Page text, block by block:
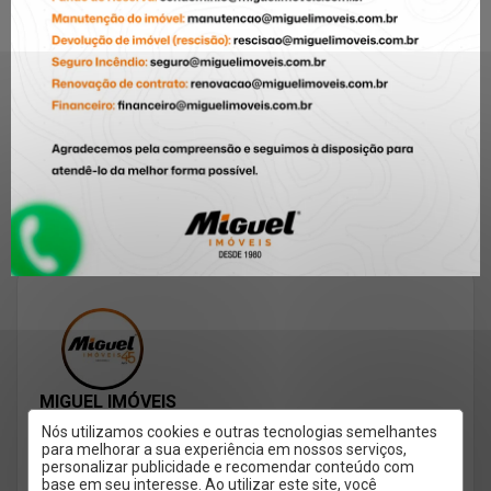
Nós utilizamos cookies e outras tecnologias semelhantes
para melhorar a sua experiência em nossos serviços,
personalizar publicidade e recomendar conteúdo com
base em seu interesse. Ao utilizar este site, você
Crescimento: 5
Fatores que Estão
Valorizando os
Imóveis na Cidade (e
Como Aproveitar)
ou título de
capitalização?
Entenda as garantias
de alugue, e escolha
locação de imóvel.
MIGUEL IMÓVEIS
🥇+ 45 anos conectando pessoas aos imóveis certos